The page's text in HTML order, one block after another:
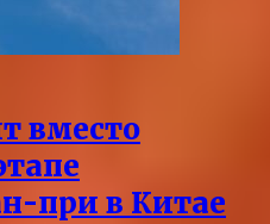
вместо
при в Китае